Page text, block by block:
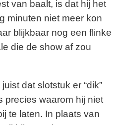
van baalt, is dat hij het
minuten niet meer kon
blijkbaar nog een flinke
die de show af zou
dat slotstuk er “dik”
precies waarom hij niet
te laten. In plaats van